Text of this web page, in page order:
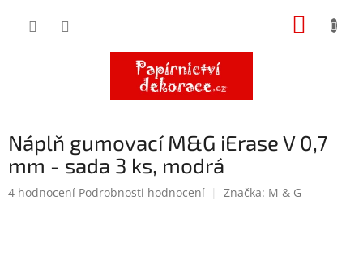
Náplň gumovací M&G iErase V 0,7
mm - sada 3 ks, modrá
Průměrné
4 hodnocení Podrobnosti hodnocení Značka: M & G